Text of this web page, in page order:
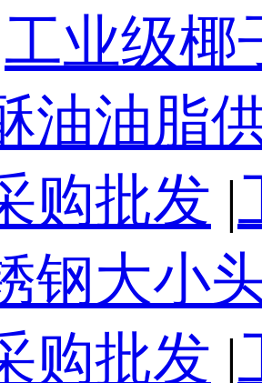
工业级椰
油油脂
购批发 |
钢大小
购批发 |